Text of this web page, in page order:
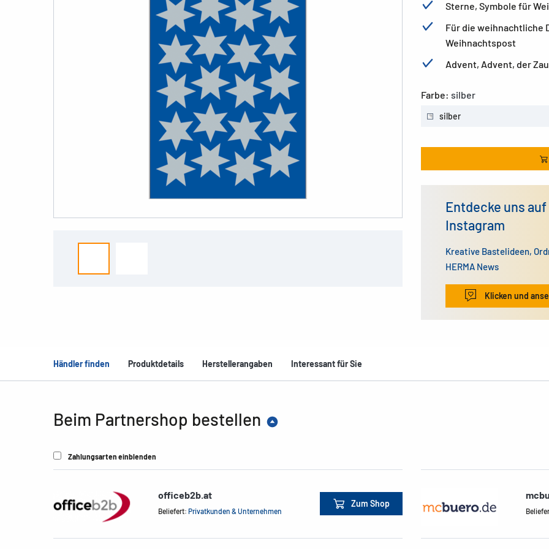
Sterne, Symbole für
Für die weihnachtliche
Weihnachtspost
Advent, Advent, der
Farbe: silber
silber
Entdecke uns auf
Instagram
Kreative Bastelideen,
HERMA News
Klicken und
Händler finden Produktdetails Herstellerangaben Interessant für Sie
Beim Partnershop bestellen
Zahlungsarten einblenden
officeb2b.at
Beliefert: Privatkunden & Unternehmen
Zum Shop